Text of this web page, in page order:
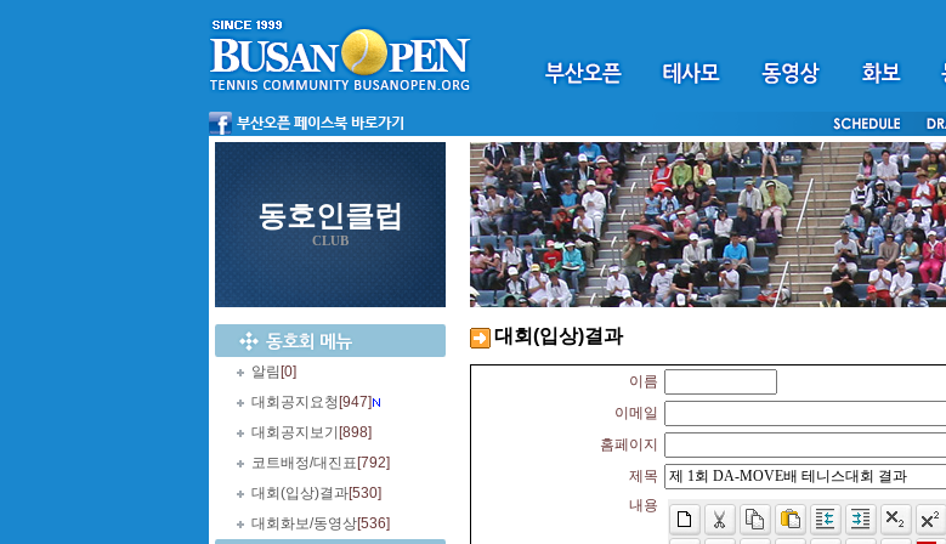
동호인클럽
CLUB
알림 [0]
대회공지요청 [947]
대회공지보기 [898]
코트배정/대진표 [792]
대회(입상)결과[530]
대회화보/동영상[536]
대회(입상)결과
이름
이메일
홈페이지
제목
내용